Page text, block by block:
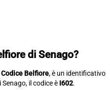
di Senago?
Codice Belfiore, è un identificativo
il codice è I602.